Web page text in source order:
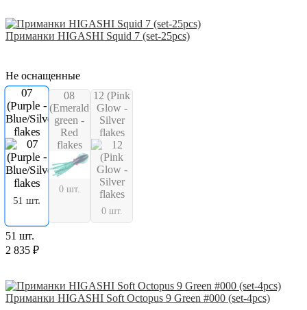
Приманки HIGASHI Squid 7 (set-25pcs)
Не оснащенные
07
(Purple -
Blue/Silver
flakes
51 шт.
08
(Emerald
green -
Red
flakes
0 шт.
12 (Pink
Glow -
Silver
flakes
0 шт.
51 шт.
2 835 ₽
Приманки HIGASHI Soft Octopus 9 Green #000 (set-4pcs)